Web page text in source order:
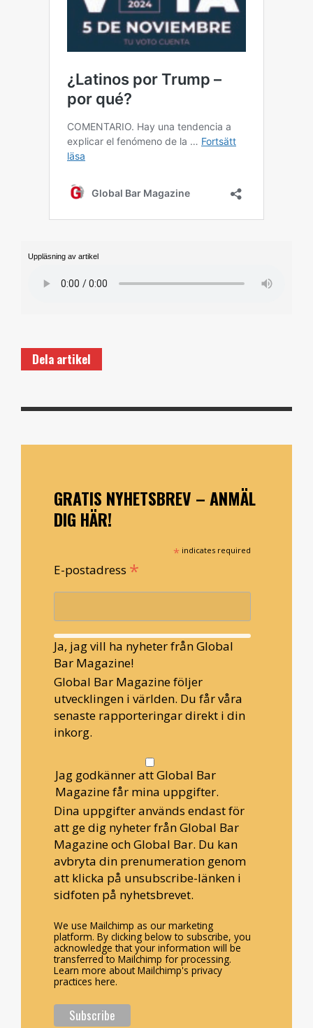
Uppläsning av artikel
Dela artikel
GRATIS NYHETSBREV – ANMÄL
DIG HÄR!
* indicates required
E-postadress *
Ja, jag vill ha nyheter från Global
Bar Magazine!
Global Bar Magazine följer
utvecklingen i världen. Du får våra
senaste rapporteringar direkt i din
inkorg.
Jag godkänner att Global Bar
Magazine får mina uppgifter.
Dina uppgifter används endast för
att ge dig nyheter från Global Bar
Magazine och Global Bar. Du kan
avbryta din prenumeration genom
att klicka på unsubscribe-länken i
sidfoten på nyhetsbrevet.
We use Mailchimp as our marketing
platform. By clicking below to subscribe, you
acknowledge that your information will be
transferred to Mailchimp for processing.
Learn more about Mailchimp's privacy
practices here.